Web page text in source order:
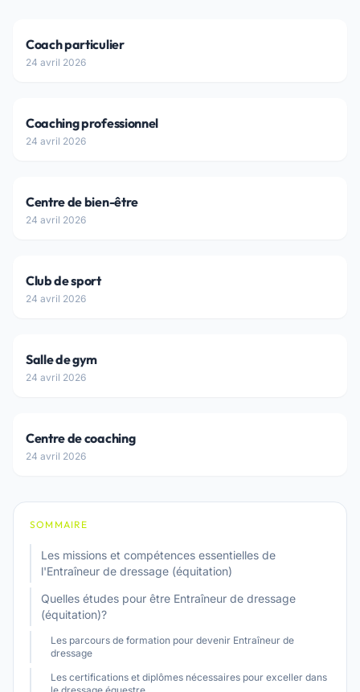
Coach particulier
24 avril 2026
Coaching professionnel
24 avril 2026
Centre de bien-être
24 avril 2026
Club de sport
24 avril 2026
Salle de gym
24 avril 2026
Centre de coaching
24 avril 2026
SOMMAIRE
Les missions et compétences essentielles de
l'Entraîneur de dressage (équitation)
Quelles études pour être Entraîneur de dressage
(équitation)?
Les parcours de formation pour devenir Entraîneur de
dressage
Les certifications et diplômes nécessaires pour exceller dans